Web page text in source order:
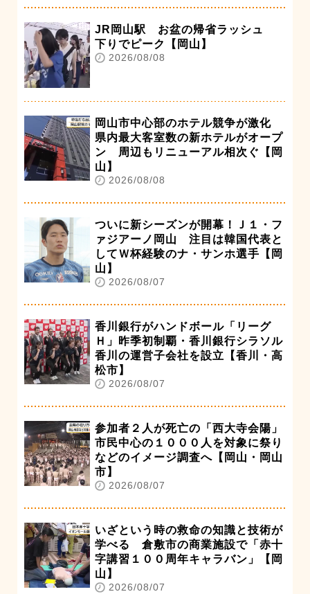
JR岡山駅 お盆の帰省ラッシュ
下りでピーク【岡山】
2026/08/08
岡山市中心部のホテル競争が激化
県内最大客室数の新ホテルがオープ
ン 周辺もリニューアル相次ぐ【岡
山】
2026/08/08
ついに新シーズンが開幕！Ｊ１・フ
ァジアーノ岡山 注目は韓国代表と
してＷ杯経験のナ・サンホ選手【岡
山】
2026/08/07
香川銀行がハンドボール「リーグ
Ｈ」昨季初制覇・香川銀行シラソル
香川の運営子会社を設立【香川・高
松市】
2026/08/07
参加者２人が死亡の「西大寺会陽」
市民中心の１０００人を対象に祭り
などのイメージ調査へ【岡山・岡山
市】
2026/08/07
いざという時の救命の知識と技術が
学べる 倉敷市の商業施設で「赤十
字講習１００周年キャラバン」【岡
山】
2026/08/07